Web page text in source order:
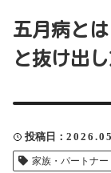
五月病と
と抜け出
投稿日
家族・パートナー